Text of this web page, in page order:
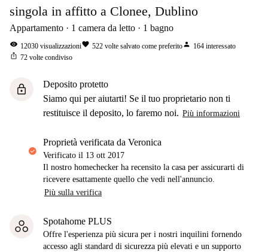
singola in affitto a Clonee, Dublino
Appartamento 1 camera da letto 1 bagno
visibility 12030 visualizzazionifavorite 522 volte salvato come preferitoperson 164 interessato
ios_share 72 volte condiviso
lock
Deposito protetto
Siamo qui per aiutarti! Se il tuo proprietario non ti
restituisce il deposito, lo faremo noi. Più informazioni
proprietà verificata da Veronica
Verificato il 13 ott 2017
Il nostro homechecker ha recensito la casa per assicurarti di
ricevere esattamente quello che vedi nell'annuncio.
Più sulla verifica
Spotahome PLUS
Offre l'esperienza più sicura per i nostri inquilini fornendo
accesso agli standard di sicurezza più elevati e un supporto